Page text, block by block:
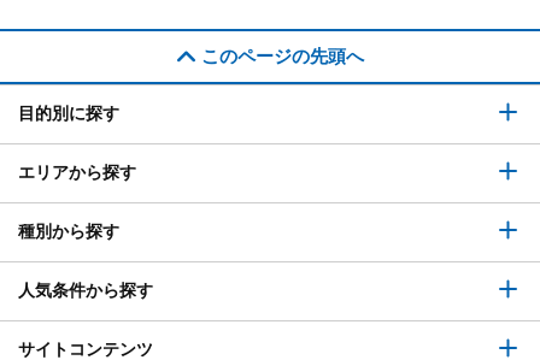
このページの先頭へ
目的別に探す
エリアから探す
種別から探す
人気条件から探す
サイトコンテンツ